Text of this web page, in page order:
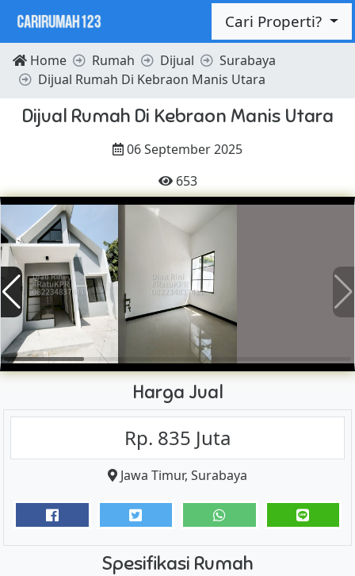
Cari Properti?
Home Rumah Dijual
Surabaya
Dijual Rumah Di Kebraon Manis Utara
Dijual Rumah Di Kebraon Manis Utara
06 September 2025
653
Harga Jual
Rp. 835 Juta
Jawa Timur, Surabaya
Spesifikasi Rumah